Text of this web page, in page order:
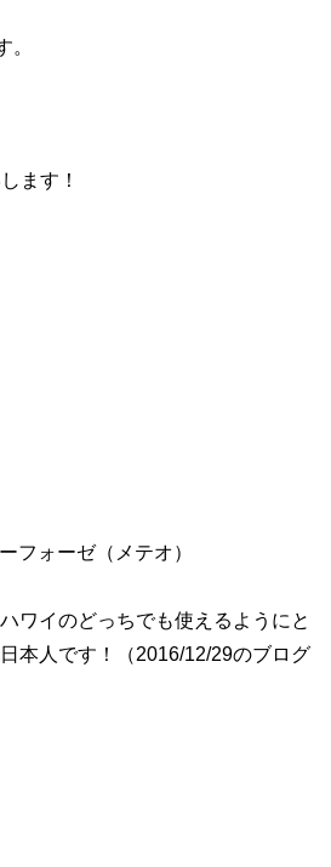
ます！
フォーゼ（メテオ）
ワイのどっちでも使えるようにと
です！（2016/12/29のブログ